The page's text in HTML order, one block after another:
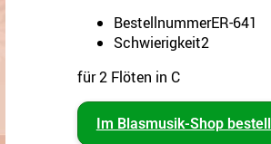
BestellnummerER-641
Schwierigkeit2
für 2 Flöten in C
Im Blasmusik-Shop